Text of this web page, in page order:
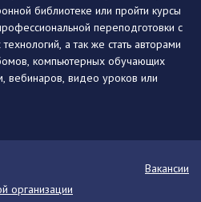
библиотеке или пройти курсы
переподготовки с
а так же стать авторами
компьютерных обучающих
вебинаров, видео уроков или
Вакансии
организации